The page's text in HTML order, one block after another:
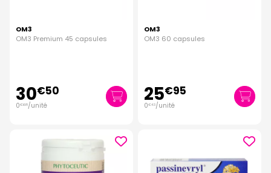
OM3
OM3 Premium 45 capsules
30€50
0€68/unité
OM3
OM3 60 capsules
25€95
0€43/unité